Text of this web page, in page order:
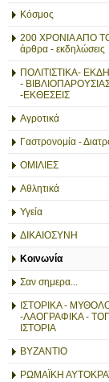
Κόσμος
200 ΧΡΟΝΙΑ ΑΠΟ
άρθρα - εκδηλώσεις
ΠΟΛΙΤΙΣΤΙΚΑ-
-
-ΕΚΘΕΣΕΙΣ
Αγροτικά
Γαστρονομία -
ΟΜΙΛΙΕΣ
Αθλητικά
Υγεία
ΔΙΚΑΙΟΣΥΝΗ
Κοινωνία
Σαν σημερα...
ΙΣΤΟΡΙΚΑ -
-ΛΑΟΓΡΑΦΙΚΑ -
ΙΣΤΟΡΙΑ
ΒΥΖΑΝΤΙΟ
ΡΩΜΑΪΚΗ